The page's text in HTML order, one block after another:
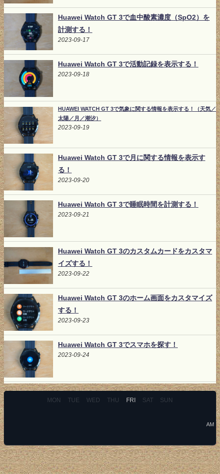
Huawei Watch GT 3で血中酸素濃度（SpO2）を
計測する！
2023-09-17
Huawei Watch GT 3で活動記録を表示する！
2023-09-18
HUAWEI WATCH GT 3で気象に関する情報を表示する！（天気／
太陽／月／潮汐）
2023-09-19
Huawei Watch GT 3で月に関する情報を表示す
る！
2023-09-20
Huawei Watch GT 3で睡眠時間を計測する！
2023-09-21
Huawei Watch GT 3のカスタムカードをカスタマ
イズする！
2023-09-22
Huawei Watch GT 3のホーム画面をカスタマイズ
する！
2023-09-23
Huawei Watch GT 3でスマホを探す！
2023-09-24
MON TUE WED THU FRI SAT SUN
AM